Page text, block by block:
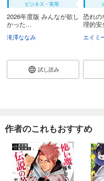
ビジネス・実用
2026年度版 みんなが欲し
かった...
滝澤ななみ
試し読み
恐れ
理的安
作者のこれもおすすめ